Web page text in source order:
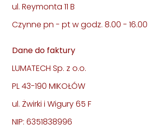
ul. Reymonta 11 B
Czynne pn - pt w godz. 8.00 - 16.00
Dane do faktury
LUMATECH Sp. z o.o.
PL 43-190 MIKOŁÓW
ul. Żwirki i Wigury 65 F
NIP: 6351838996